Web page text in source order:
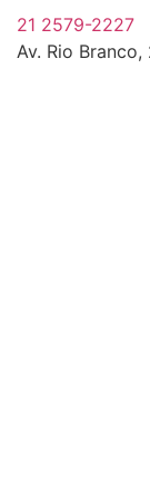
21 2579-2227
Av. Rio